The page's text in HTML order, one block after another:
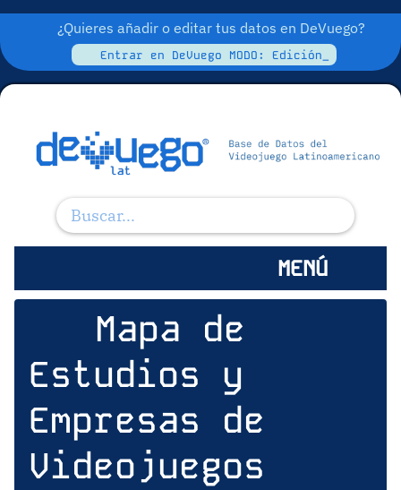
¿Quieres añadir o editar tus datos en DeVuego?
Entrar en DeVuego MODO: Edición_
MENÚ
Mapa de
Estudios y
Empresas de
Videojuegos